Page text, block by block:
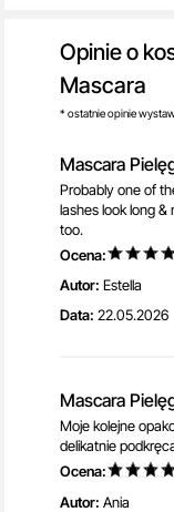
Opinie o
Mascara
* ostatnie opinie
Mascara
Probably one of
lashes look long
too.
Ocena:
Autor: Estella
Data: 22.05.2026
Mascara
Moje kolejne
delikatnie
Ocena:
Autor: Ania